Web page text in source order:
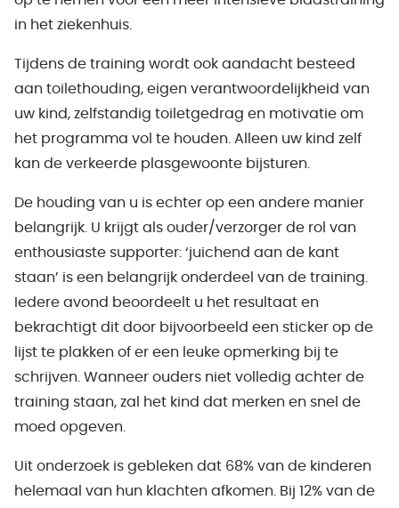
in het ziekenhuis.
Tijdens de training wordt ook aandacht besteed
aan toilethouding, eigen verantwoordelijkheid van
uw kind, zelfstandig toiletgedrag en motivatie om
het programma vol te houden. Alleen uw kind zelf
kan de verkeerde plasgewoonte bijsturen.
De houding van u is echter op een andere manier
belangrijk. U krijgt als ouder/verzorger de rol van
enthousiaste supporter: ‘juichend aan de kant
staan’ is een belangrijk onderdeel van de training.
Iedere avond beoordeelt u het resultaat en
bekrachtigt dit door bijvoorbeeld een sticker op de
lijst te plakken of er een leuke opmerking bij te
schrijven. Wanneer ouders niet volledig achter de
training staan, zal het kind dat merken en snel de
moed opgeven.
Uit onderzoek is gebleken dat 68% van de kinderen
helemaal van hun klachten afkomen. Bij 12% van de